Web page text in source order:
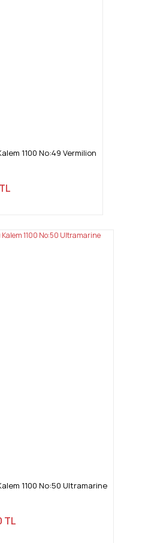
1100 No:49 Vermilion
1100 No:50 Ultramarine
TL